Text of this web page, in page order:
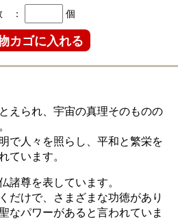
： 個
えられ、宇宙の真理そのものの
で人々を照らし、平和と繁栄を
ています。
諸尊を表しています。
だけで、さまざまな功徳があり
なパワーがあると言われていま